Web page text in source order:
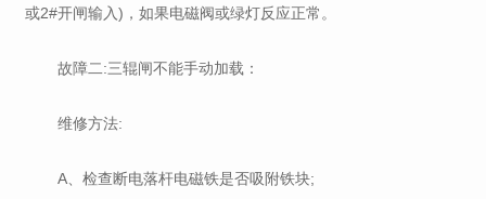
或2#开闸输入)，如果电磁阀或绿灯反应正常。
故障二:三辊闸不能手动加载：
维修方法:
A、检查断电落杆电磁铁是否吸附铁块;